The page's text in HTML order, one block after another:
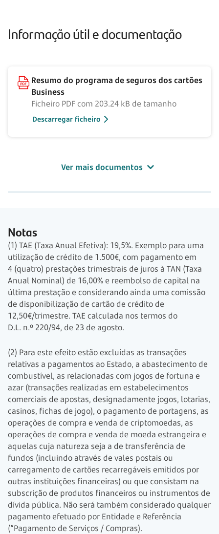
Informação útil e documentação
Resumo do programa de seguros dos cartões
Business
Ficheiro PDF com 203.24 kB de tamanho
Descarregar ficheiro
Ver mais documentos
Notas
(1) TAE (Taxa Anual Efetiva): 19,5%. Exemplo para uma
utilização de crédito de 1.500€, com pagamento em
4 (quatro) prestações trimestrais de juros à TAN (Taxa
Anual Nominal) de 16,00% e reembolso de capital na
última prestação e considerando ainda uma comissão
de disponibilização de cartão de crédito de
12,50€/trimestre. TAE calculada nos termos do
D.L. n.º 220/94, de 23 de agosto.
(2) Para este efeito estão excluídas as transações
relativas a pagamentos ao Estado, a abastecimento de
combustível, as relacionadas com jogos de fortuna e
azar (transações realizadas em estabelecimentos
comerciais de apostas, designadamente jogos, lotarias,
casinos, fichas de jogo), o pagamento de portagens, as
operações de compra e venda de criptomoedas, as
operações de compra e venda de moeda estrangeira e
aquelas cuja natureza seja a de transferência de
fundos (incluindo através de vales postais ou
carregamento de cartões recarregáveis emitidos por
outras instituições financeiras) ou que consistam na
subscrição de produtos financeiros ou instrumentos de
dívida pública. Não será também considerado qualquer
pagamento efetuado por Entidade e Referência
(“Pagamento de Serviços / Compras).